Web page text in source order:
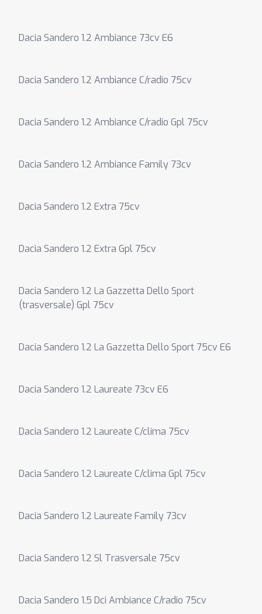
Dacia Sandero 1.2 Ambiance 73cv E6
Dacia Sandero 1.2 Ambiance C/radio 75cv
Dacia Sandero 1.2 Ambiance C/radio Gpl 75cv
Dacia Sandero 1.2 Ambiance Family 73cv
Dacia Sandero 1.2 Extra 75cv
Dacia Sandero 1.2 Extra Gpl 75cv
Dacia Sandero 1.2 La Gazzetta Dello Sport
(trasversale) Gpl 75cv
Dacia Sandero 1.2 La Gazzetta Dello Sport 75cv E6
Dacia Sandero 1.2 Laureate 73cv E6
Dacia Sandero 1.2 Laureate C/clima 75cv
Dacia Sandero 1.2 Laureate C/clima Gpl 75cv
Dacia Sandero 1.2 Laureate Family 73cv
Dacia Sandero 1.2 Sl Trasversale 75cv
Dacia Sandero 1.5 Dci Ambiance C/radio 75cv